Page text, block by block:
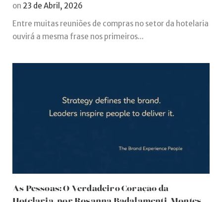
on 23 de Abril, 2026
Entre muitas reuniões de compras no setor da hotelaria
ouvirá a mesma frase nos primeiros...
As Pessoas: O Verdadeiro Coração da
Hotelaria, por Rosanna Badalamenti-Montes